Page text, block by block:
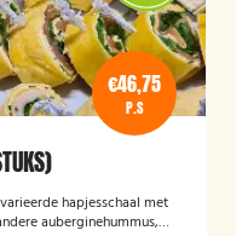
€46,75
P.S
hapjesschaal met
auberginehummus,